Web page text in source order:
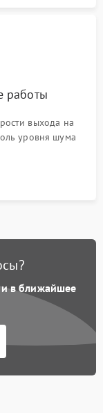
работы
выхода на
уровня шума
и корректного
оттайки.
в ближайшее